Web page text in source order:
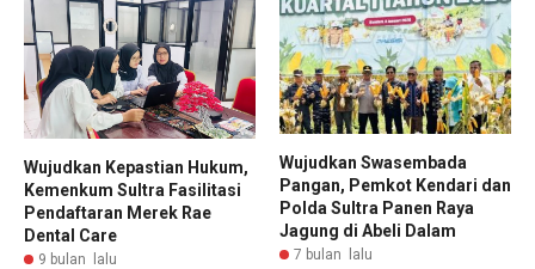
Wujudkan Kepastian Hukum,
Kemenkum Sultra Fasilitasi
Pendaftaran Merek Rae
Dental Care
9 bulan lalu
Wujudkan Swasembada
Pangan, Pemkot Kendari dan
Polda Sultra Panen Raya
Jagung di Abeli Dalam
7 bulan lalu